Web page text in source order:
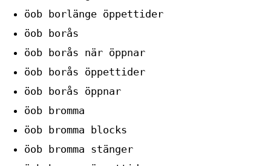
öob borlänge öppettider
öob borås
öob borås när öppnar
öob borås öppettider
öob borås öppnar
öob bromma
öob bromma blocks
öob bromma stänger